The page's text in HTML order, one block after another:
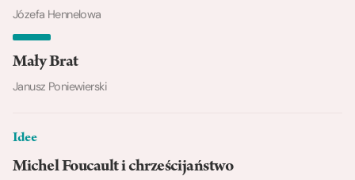
Józefa Hennelowa
Mały Brat
Janusz Poniewierski
Idee
Michel Foucault i chrześcijaństwo